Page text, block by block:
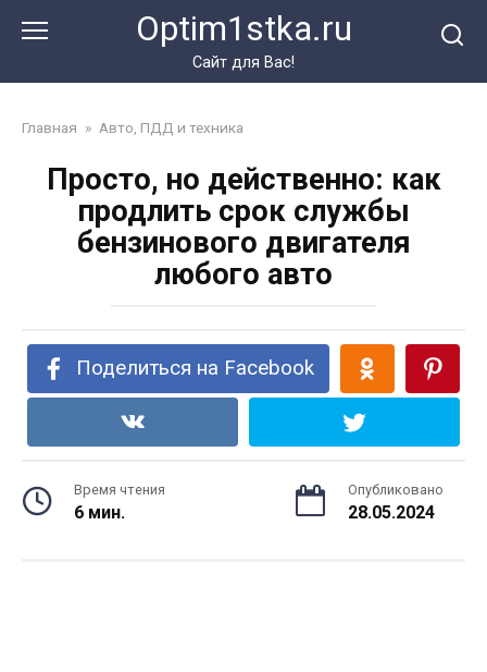
Optim1stka.ru
Сайт для Вас!
Главная » Авто, ПДД и техника
Просто, но действенно: как
продлить срок службы
бензинового двигателя
любого авто
Поделиться на Facebook
Время чтения
6 мин.
Опубликовано
28.05.2024